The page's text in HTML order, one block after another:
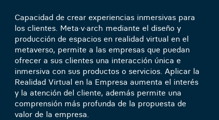
Capacidad de crear experiencias inmersivas para
los clientes. Meta·v·arch mediante el diseño y
producción de espacios en realidad virtual en el
metaverso, permite a las empresas que puedan
ofrecer a sus clientes una interacción única e
inmersiva con sus productos o servicios. Aplicar la
Realidad Virtual en la Empresa aumenta el interés
y la atención del cliente, además permite una
comprensión más profunda de la propuesta de
valor de la empresa.